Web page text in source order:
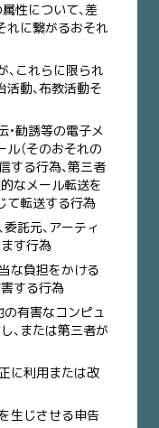
属性について、差
れに繋がるおそれ
、これらに限られ
活動、布教活動そ
・勧誘等の電子メ
（そのおそれの
する行為、第三者
なメール転送を
て転送する行為
託元、アーティ
す行為
な負担をかける
する行為
有害なコンピュ
、または第三者が
に利用または改
生じさせる申告